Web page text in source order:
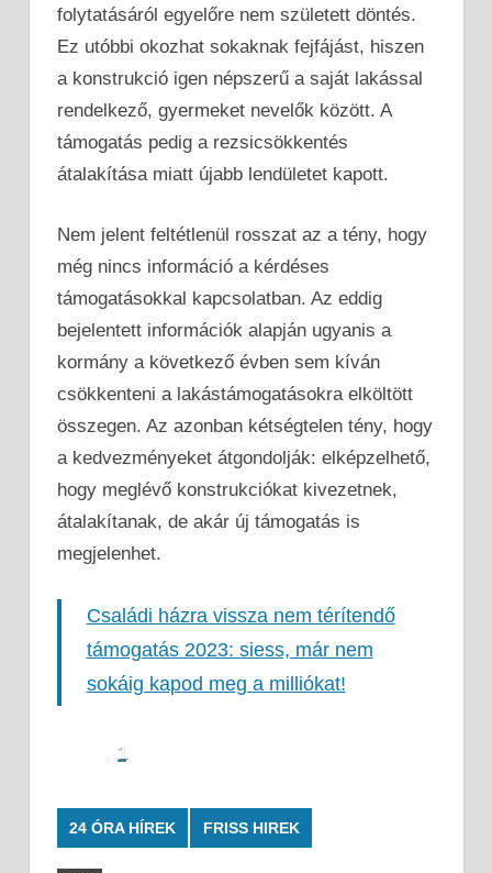
folytatásáról egyelőre nem született döntés.
Ez utóbbi okozhat sokaknak fejfájást, hiszen
a konstrukció igen népszerű a saját lakással
rendelkező, gyermeket nevelők között. A
támogatás pedig a rezsicsökkentés
átalakítása miatt újabb lendületet kapott.
Nem jelent feltétlenül rosszat az a tény, hogy
még nincs információ a kérdéses
támogatásokkal kapcsolatban. Az eddig
bejelentett információk alapján ugyanis a
kormány a következő évben sem kíván
csökkenteni a lakástámogatásokra elköltött
összegen. Az azonban kétségtelen tény, hogy
a kedvezményeket átgondolják: elképzelhető,
hogy meglévő konstrukciókat kivezetnek,
átalakítanak, de akár új támogatás is
megjelenhet.
Családi házra vissza nem térítendő
támogatás 2023: siess, már nem
sokáig kapod meg a milliókat!
1
24 ÓRA HÍREK FRISS HIREK